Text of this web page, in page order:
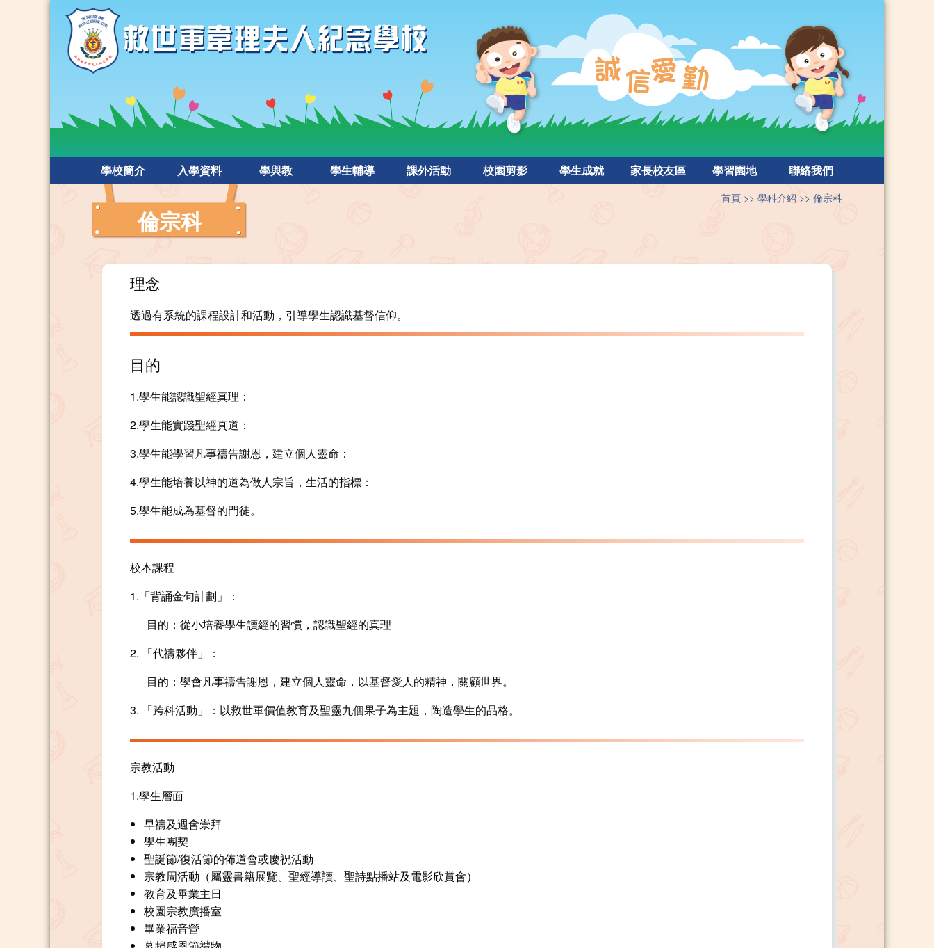
學校簡介 入學資料 學與教 學生輔導 課外活動 校園剪影 學生成就 家長校友區 學習園地 聯絡我們
倫宗科
首頁 學科介紹 倫宗科
理念
透過有系統的課程設計和活動，引導學生認識基督信仰。
目的
1.學生能認識聖經真理：
2.學生能實踐聖經真道：
3.學生能學習凡事禱告謝恩，建立個人靈命：
4.學生能培養以神的道為做人宗旨，生活的指標：
5.學生能成為基督的門徒。
校本課程
1.「背誦金句計劃」：
目的：從小培養學生讀經的習慣，認識聖經的真理
2. 「代禱夥伴」：
目的：學會凡事禱告謝恩，建立個人靈命，以基督愛人的精神， 關顧世界。
3. 「跨科活動」：以救世軍價值教育及聖靈九個果子為主題， 陶造學生的品格。
宗教活動
1.學生層面
早禱及週會崇拜
學生團契
聖誕節/復活節的佈道會或慶祝活動
宗教周活動（屬靈書籍展覽、聖經導讀、聖詩點播站及電影欣賞會）
教育及畢業主日
校園宗教廣播室
畢業福音營